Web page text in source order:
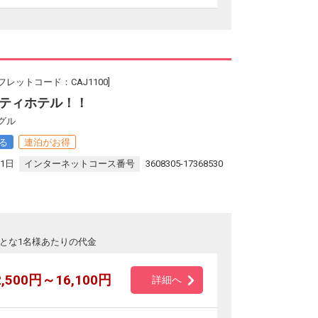
レットコード：CAJ1100]
ィホテル！！
ル
連泊がお得
日
インターネットコース番号 3608305-17368530
な1名様あたりの代金
円～16,100円 詳細へ